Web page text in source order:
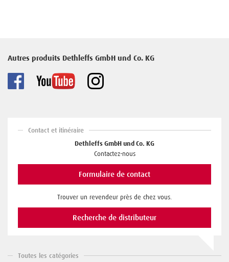
Autres produits Dethleffs GmbH und Co. KG
Contact et itinéraire
Dethleffs GmbH und Co. KG
Contactez-nous
Formulaire de contact
Trouver un revendeur près de chez vous.
Recherche de distributeur
Toutes les catégories